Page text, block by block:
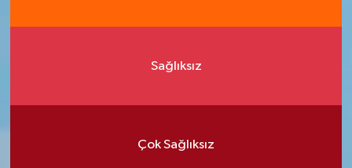
Sağlıksız
Çok Sağlıksız